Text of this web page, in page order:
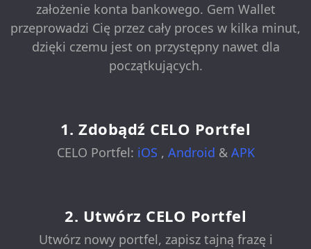
założenie konta bankowego. Gem Wallet
przeprowadzi Cię przez cały proces w kilka minut,
dzięki czemu jest on przystępny nawet dla
początkujących.
1. Zdobądź CELO Portfel
CELO Portfel: iOS , Android & APK
2. Utwórz CELO Portfel
Utwórz nowy portfel, zapisz tajną frazę i